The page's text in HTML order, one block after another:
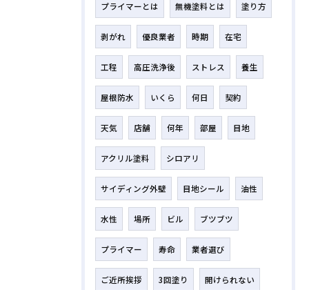
プライマーとは 無機塗料とは 塗り方
剥がれ 優良業者 時期 在宅
工程 高圧洗浄後 ストレス 養生
屋根防水 いくら 何日 契約
天気 店舗 何年 部屋 目地
アクリル塗料 シロアリ
サイディング外壁 目地シール 油性
水性 場所 ビル ブツブツ
プライマー 寿命 業者選び
ご近所挨拶 3回塗り 開けられない